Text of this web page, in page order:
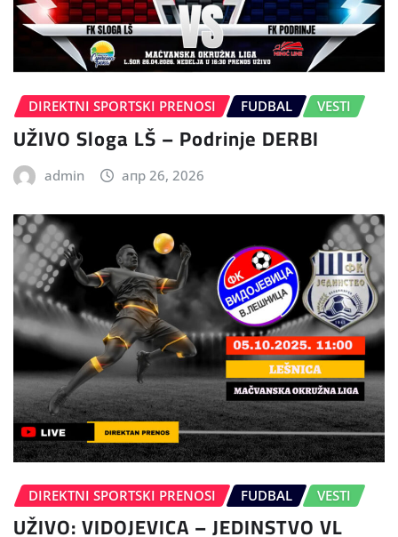
DIREKTNI SPORTSKI PRENOSI FUDBAL VESTI
UŽIVO Sloga LŠ – Podrinje DERBI
admin апр 26, 2026
DIREKTNI SPORTSKI PRENOSI FUDBAL VESTI
UŽIVO: VIDOJEVICA – JEDINSTVO VL